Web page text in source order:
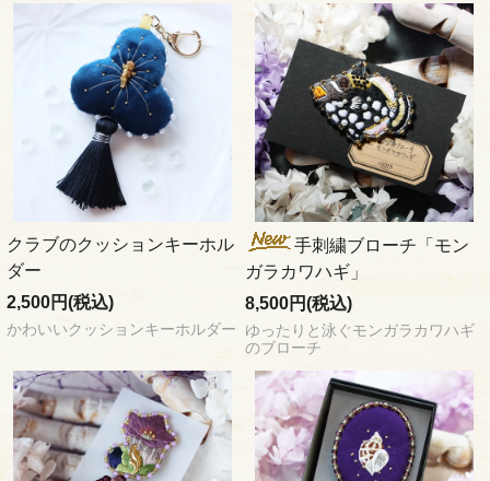
クラブのクッションキーホル
ダー
2,500円(税込)
かわいいクッションキーホルダー
手刺繍ブローチ「モン
ガラカワハギ」
8,500円(税込)
ゆったりと泳ぐモンガラカワハギ
のブローチ